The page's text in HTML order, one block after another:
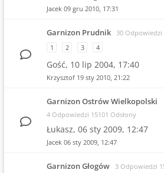
Jacek 09 gru 2010, 17:31
Garnizon Prudnik 30 Odpowiedzi
1
2 3 4
Gość, 10 lip 2004, 17:40
Krzysztof 19 sty 2010, 21:22
Garnizon Ostrów Wielkopolski
4 Odpowiedzi 15101 Odsłony
Łukasz, 06 sty 2009, 12:47
Jacek 06 sty 2009, 12:47
Garnizon Głogów 3 Odpowiedzi